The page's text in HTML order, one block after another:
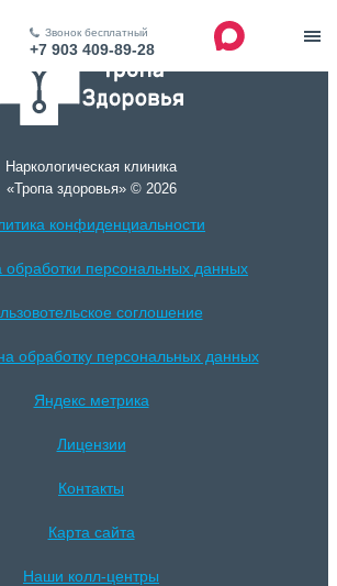
Звонок бесплатный
+7 903 409-89-28
Наркологическая клиника
«Тропа здоровья» © 2026
конфиденциальности
обработки персональных данных
соглошение
обработку персональных данных
Яндекс метрика
Лицензии
Контакты
Карта сайта
Наши колл-центры